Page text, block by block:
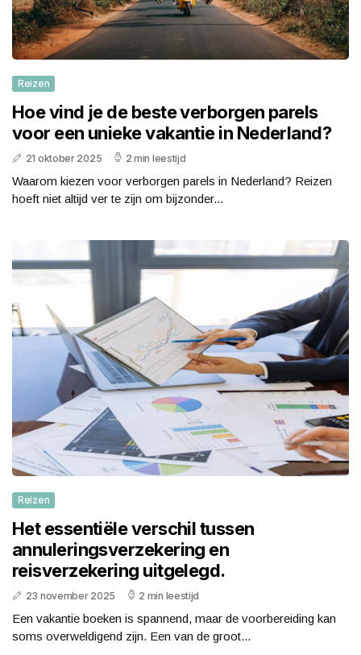
Reizen
Hoe vind je de beste verborgen parels
voor een unieke vakantie in Nederland?
21 oktober 2025 2 min leestijd
Waarom kiezen voor verborgen parels in Nederland? Reizen
hoeft niet altijd ver te zijn om bijzonder...
Reizen
Het essentiële verschil tussen
annuleringsverzekering en
reisverzekering uitgelegd.
23 november 2025 2 min leestijd
Een vakantie boeken is spannend, maar de voorbereiding kan
soms overweldigend zijn. Een van de groot...